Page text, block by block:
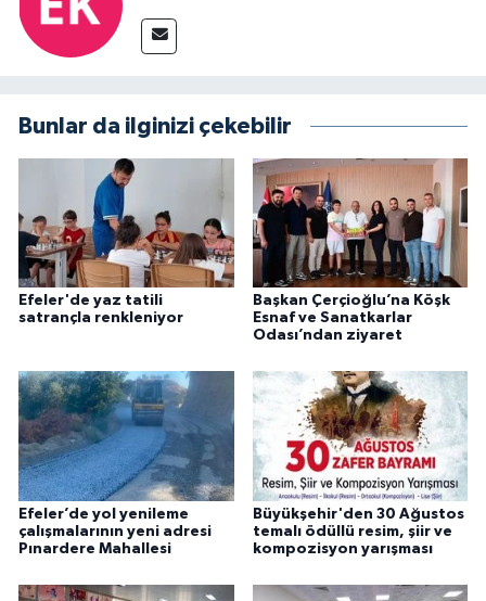
Bunlar da ilginizi çekebilir
Efeler'de yaz tatili
satrançla renkleniyor
Başkan Çerçioğlu’na Köşk
Esnaf ve Sanatkarlar
Odası’ndan ziyaret
Efeler’de yol yenileme
çalışmalarının yeni adresi
Pınardere Mahallesi
Büyükşehir'den 30 Ağustos
temalı ödüllü resim, şiir ve
kompozisyon yarışması